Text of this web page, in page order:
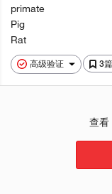
高级验证 3
primate
Pig
Rat
查看